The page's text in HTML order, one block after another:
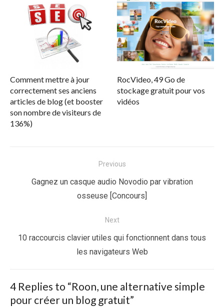
Comment mettre à jour
correctement ses anciens
articles de blog (et booster
son nombre de visiteurs de
136%)
RocVideo, 49 Go de
stockage gratuit pour vos
vidéos
Previous
Previous
Gagnez un casque audio Novodio par vibration
osseuse [Concours]
Next
Next
10 raccourcis clavier utiles qui fonctionnent dans tous
les navigateurs Web
4 Replies to “Roon, une alternative simple
pour créer un blog gratuit”